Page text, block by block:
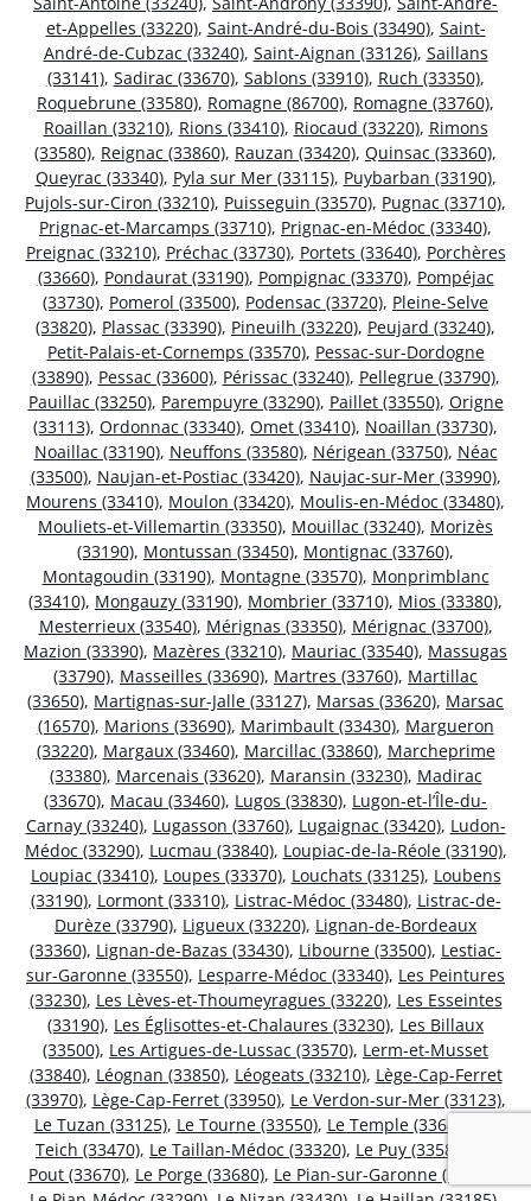
et-Appelles (33220), Saint-André-du-Bois (33490), Saint-
André-de-Cubzac (33240), Saint-Aignan (33126), Saillans
(33141), Sadirac (33670), Sablons (33910), Ruch (33350),
Roquebrune (33580), Romagne (86700), Romagne (33760),
Roaillan (33210), Rions (33410), Riocaud (33220), Rimons
(33580), Reignac (33860), Rauzan (33420), Quinsac (33360),
Queyrac (33340), Pyla sur Mer (33115), Puybarban (33190),
Pujols-sur-Ciron (33210), Puisseguin (33570), Pugnac (33710),
Prignac-et-Marcamps (33710), Prignac-en-Médoc (33340),
Preignac (33210), Préchac (33730), Portets (33640), Porchères
(33660), Pondaurat (33190), Pompignac (33370), Pompéjac
(33730), Pomerol (33500), Podensac (33720), Pleine-Selve
(33820), Plassac (33390), Pineuilh (33220), Peujard (33240),
Petit-Palais-et-Cornemps (33570), Pessac-sur-Dordogne
(33890), Pessac (33600), Périssac (33240), Pellegrue (33790),
Pauillac (33250), Parempuyre (33290), Paillet (33550), Origne
(33113), Ordonnac (33340), Omet (33410), Noaillan (33730),
Noaillac (33190), Neuffons (33580), Nérigean (33750), Néac
(33500), Naujan-et-Postiac (33420), Naujac-sur-Mer (33990),
Mourens (33410), Moulon (33420), Moulis-en-Médoc (33480),
Mouliets-et-Villemartin (33350), Mouillac (33240), Morizès
(33190), Montussan (33450), Montignac (33760),
Montagoudin (33190), Montagne (33570), Monprimblanc
(33410), Mongauzy (33190), Mombrier (33710), Mios (33380),
Mesterrieux (33540), Mérignas (33350), Mérignac (33700),
Mazion (33390), Mazères (33210), Mauriac (33540), Massugas
(33790), Masseilles (33690), Martres (33760), Martillac
(33650), Martignas-sur-Jalle (33127), Marsas (33620), Marsac
(16570), Marions (33690), Marimbault (33430), Margueron
(33220), Margaux (33460), Marcillac (33860), Marcheprime
(33380), Marcenais (33620), Maransin (33230), Madirac
(33670), Macau (33460), Lugos (33830), Lugon-et-l’Île-du-
Carnay (33240), Lugasson (33760), Lugaignac (33420), Ludon-
Médoc (33290), Lucmau (33840), Loupiac-de-la-Réole (33190),
Loupiac (33410), Loupes (33370), Louchats (33125), Loubens
(33190), Lormont (33310), Listrac-Médoc (33480), Listrac-de-
Durèze (33790), Ligueux (33220), Lignan-de-Bordeaux
(33360), Lignan-de-Bazas (33430), Libourne (33500), Lestiac-
sur-Garonne (33550), Lesparre-Médoc (33340), Les Peintures
(33230), Les Lèves-et-Thoumeyragues (33220), Les Esseintes
(33190), Les Églisottes-et-Chalaures (33230), Les Billaux
(33500), Les Artigues-de-Lussac (33570), Lerm-et-Musset
(33840), Léognan (33850), Léogeats (33210), Lège-Cap-Ferret
(33970), Lège-Cap-Ferret (33950), Le Verdon-sur-Mer (33123),
Le Tuzan (33125), Le Tourne (33550), Le Temple (33680)
Teich (33470), Le Taillan-Médoc (33320), Le Puy (33580)
Pout (33670), Le Porge (33680), Le Pian-sur-Garonne (33490)